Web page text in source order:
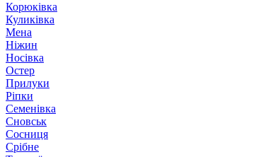
Корюківка
Куликівка
Мена
Ніжин
Носівка
Остер
Прилуки
Ріпки
Семенівка
Сновськ
Сосниця
Срібне